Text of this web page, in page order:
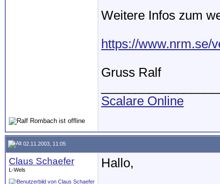
Weitere Infos zum
https://www.nrm.se/
Gruss Ralf
Scalare Online
02.11.2003, 11:05
Claus Schaefer
L-Wels Hallo,